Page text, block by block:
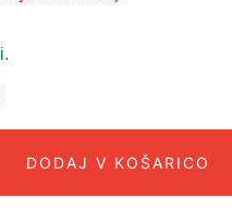
DODAJ V KOŠARICO